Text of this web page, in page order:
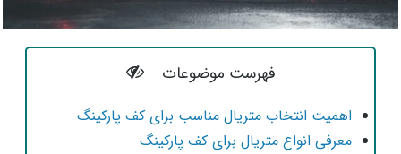
فهرست موضوعات
اهمیت انتخاب متریال مناسب برای کف پارکینگ
معرفی انواع متریال برای کف پارکینگ